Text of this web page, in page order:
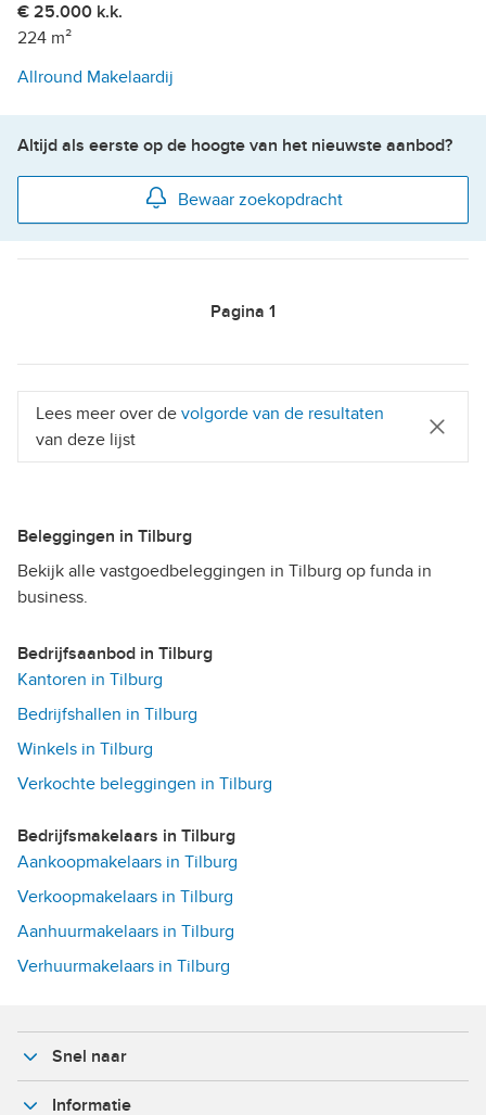
€ 25.000 k.k.
224 m²
Allround Makelaardij
Altijd als eerste op de hoogte van het nieuwste aanbod?
Bewaar zoekopdracht
Pagina 1
Lees meer over de volgorde van de resultaten
van deze lijst
Beleggingen in Tilburg
Bekijk alle vastgoedbeleggingen in Tilburg op funda in
business.
Bedrijfsaanbod in Tilburg
Kantoren in Tilburg
Bedrijfshallen in Tilburg
Winkels in Tilburg
Verkochte beleggingen in Tilburg
Bedrijfsmakelaars in Tilburg
Aankoopmakelaars in Tilburg
Verkoopmakelaars in Tilburg
Aanhuurmakelaars in Tilburg
Verhuurmakelaars in Tilburg
Snel naar
Informatie